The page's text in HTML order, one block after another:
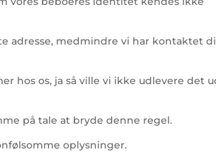
adresse, medmindre vi har kontaktet
hos os, ja så ville vi ikke udlevere det
på tale at bryde denne regel.
oplysninger.